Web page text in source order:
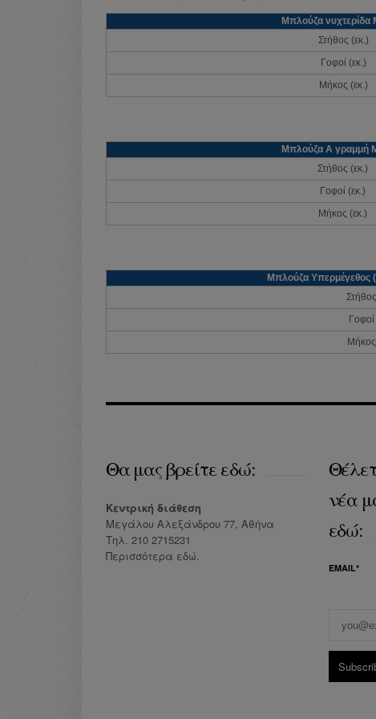
Μπλούζα νυχτερίδα
Στήθος (εκ.)
Γοφοί (εκ.)
Μήκος (εκ.)
Μπλούζα Α γραμμή
Στήθος (εκ.)
Γοφοί (εκ.)
Μήκος (εκ.)
Μπλούζα
Γοφοί
Μήκος
Θα μας βρείτε εδώ:
Κεντρική διάθεση
Μεγάλου Αλεξάνδρου 77, Αθήνα
Τηλ. 210 2715231
Περισσότερα εδώ.
νέα
εδώ:
EMAIL*